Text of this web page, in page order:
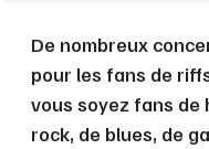
De nombreux
pour les fans de
vous soyez fans de
rock, de blues, de